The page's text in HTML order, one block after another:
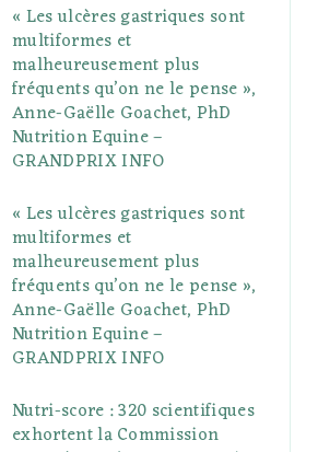
e
P
l
s
g
r
a
m
r
e
s
r
« Les ulcères gastriques sont
multiformes et
malheureusement plus
fréquents qu’on ne le pense »,
Anne-Gaëlle Goachet, PhD
Nutrition Equine –
GRANDPRIX INFO
« Les ulcères gastriques sont
multiformes et
malheureusement plus
fréquents qu’on ne le pense »,
Anne-Gaëlle Goachet, PhD
Nutrition Equine –
GRANDPRIX INFO
Nutri-score : 320 scientifiques
exhortent la Commission